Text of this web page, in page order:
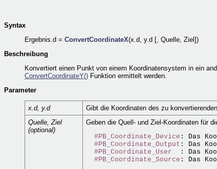
Syntax
Ergebnis.d = ConvertCoordinateX(x.d, y.d [, Quelle, Ziel])
Beschreibung
Konvertiert einen Punkt von einem Koordinatensystem in ein
ConvertCoordinateY() Funktion ermittelt werden.
Parameter
x.d, y.d
Gibt die Koordinaten des zu
Quelle, Ziel
(optional)
Geben die Quell- und Ziel-Koordinaten für
#PB_Coordinate_Device : Das
#PB_Coordinate_Output : Das
#PB_Coordinate_User
: Das
#PB_Coordinate_Source